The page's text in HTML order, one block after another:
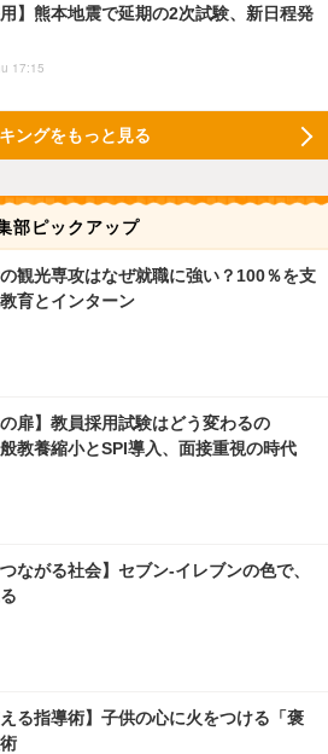
用】熊本地震で延期の2次試験、新日程発
17:15
ングをもっと見る
部ピックアップ
観光専攻はなぜ就職に強い？100％を支
育とインターン
の扉】教員採用試験はどう変わるの
教養縮小とSPI導入、面接重視の時代
つながる社会】セブン‐イレブンの色で、
える指導術】子供の心に火をつける「褒